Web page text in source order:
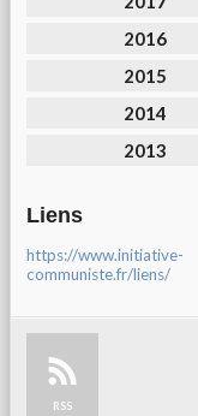
2016
2015
2014
2013
Liens
https://www.initiative-
communiste.fr/liens/
RSS